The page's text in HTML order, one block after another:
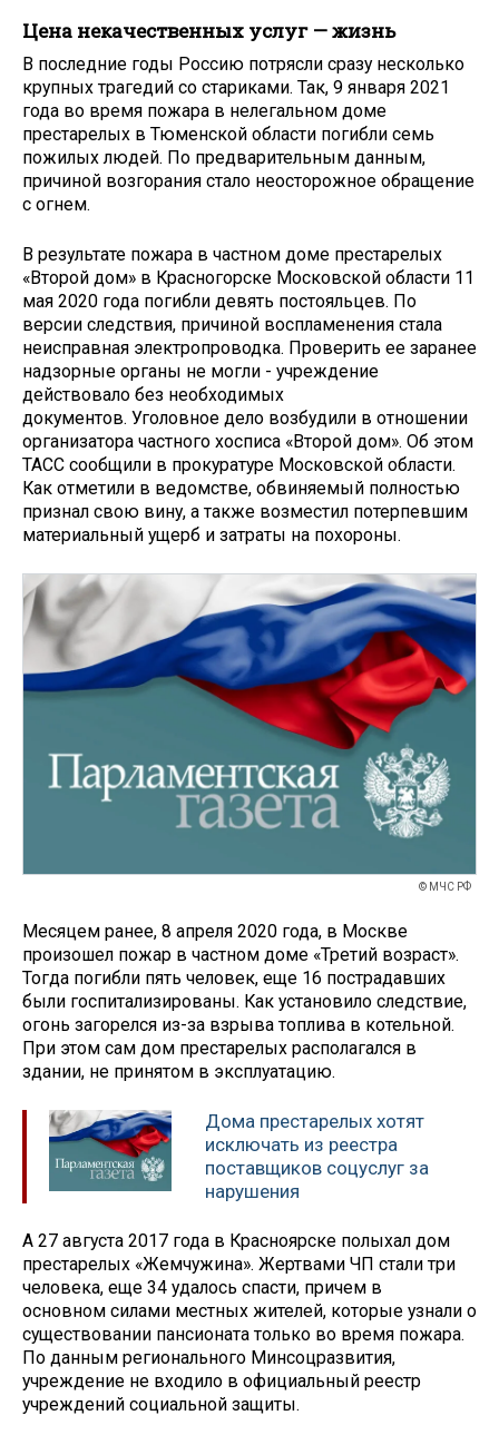
Цена некачественных услуг — жизнь
В последние годы Россию потрясли сразу несколько
крупных трагедий со стариками. Так, 9 января 2021
года во время пожара в нелегальном доме
престарелых в Тюменской области погибли семь
пожилых людей. По предварительным данным,
причиной возгорания стало неосторожное обращение
с огнем.
В результате пожара в частном доме престарелых
«Второй дом» в Красногорске Московской области 11
мая 2020 года погибли девять постояльцев. По
версии следствия, причиной воспламенения стала
неисправная электропроводка. Проверить ее заранее
надзорные органы не могли - учреждение
действовало без необходимых
документов. Уголовное дело возбудили в отношении
организатора частного хосписа «Второй дом». Об этом
ТАСС сообщили в прокуратуре Московской области.
Как отметили в ведомстве, обвиняемый полностью
признал свою вину, а также возместил потерпевшим
материальный ущерб и затраты на похороны.
© МЧС РФ
Месяцем ранее, 8 апреля 2020 года, в Москве
произошел пожар в частном доме «Третий возраст».
Тогда погибли пять человек, еще 16 пострадавших
были госпитализированы. Как установило следствие,
огонь загорелся из-за взрыва топлива в котельной.
При этом сам дом престарелых располагался в
здании, не принятом в эксплуатацию.
Дома престарелых хотят
исключать из реестра
поставщиков соцуслуг за
нарушения
А 27 августа 2017 года в Красноярске полыхал дом
престарелых «Жемчужина». Жертвами ЧП стали три
человека, еще 34 удалось спасти, причем в
основном силами местных жителей, которые узнали о
существовании пансионата только во время пожара.
По данным регионального Минсоцразвития,
учреждение не входило в официальный реестр
учреждений социальной защиты.